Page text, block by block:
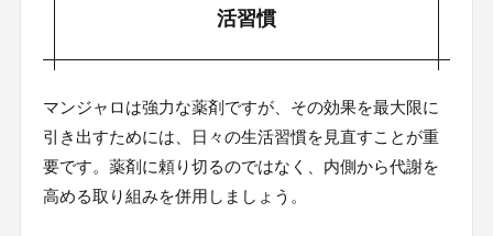
活習慣
マンジャロは強力な薬剤ですが、その効果を最大限に
引き出すためには、日々の生活習慣を見直すことが重
要です。薬剤に頼り切るのではなく、内側から代謝を
高める取り組みを併用しましょう。